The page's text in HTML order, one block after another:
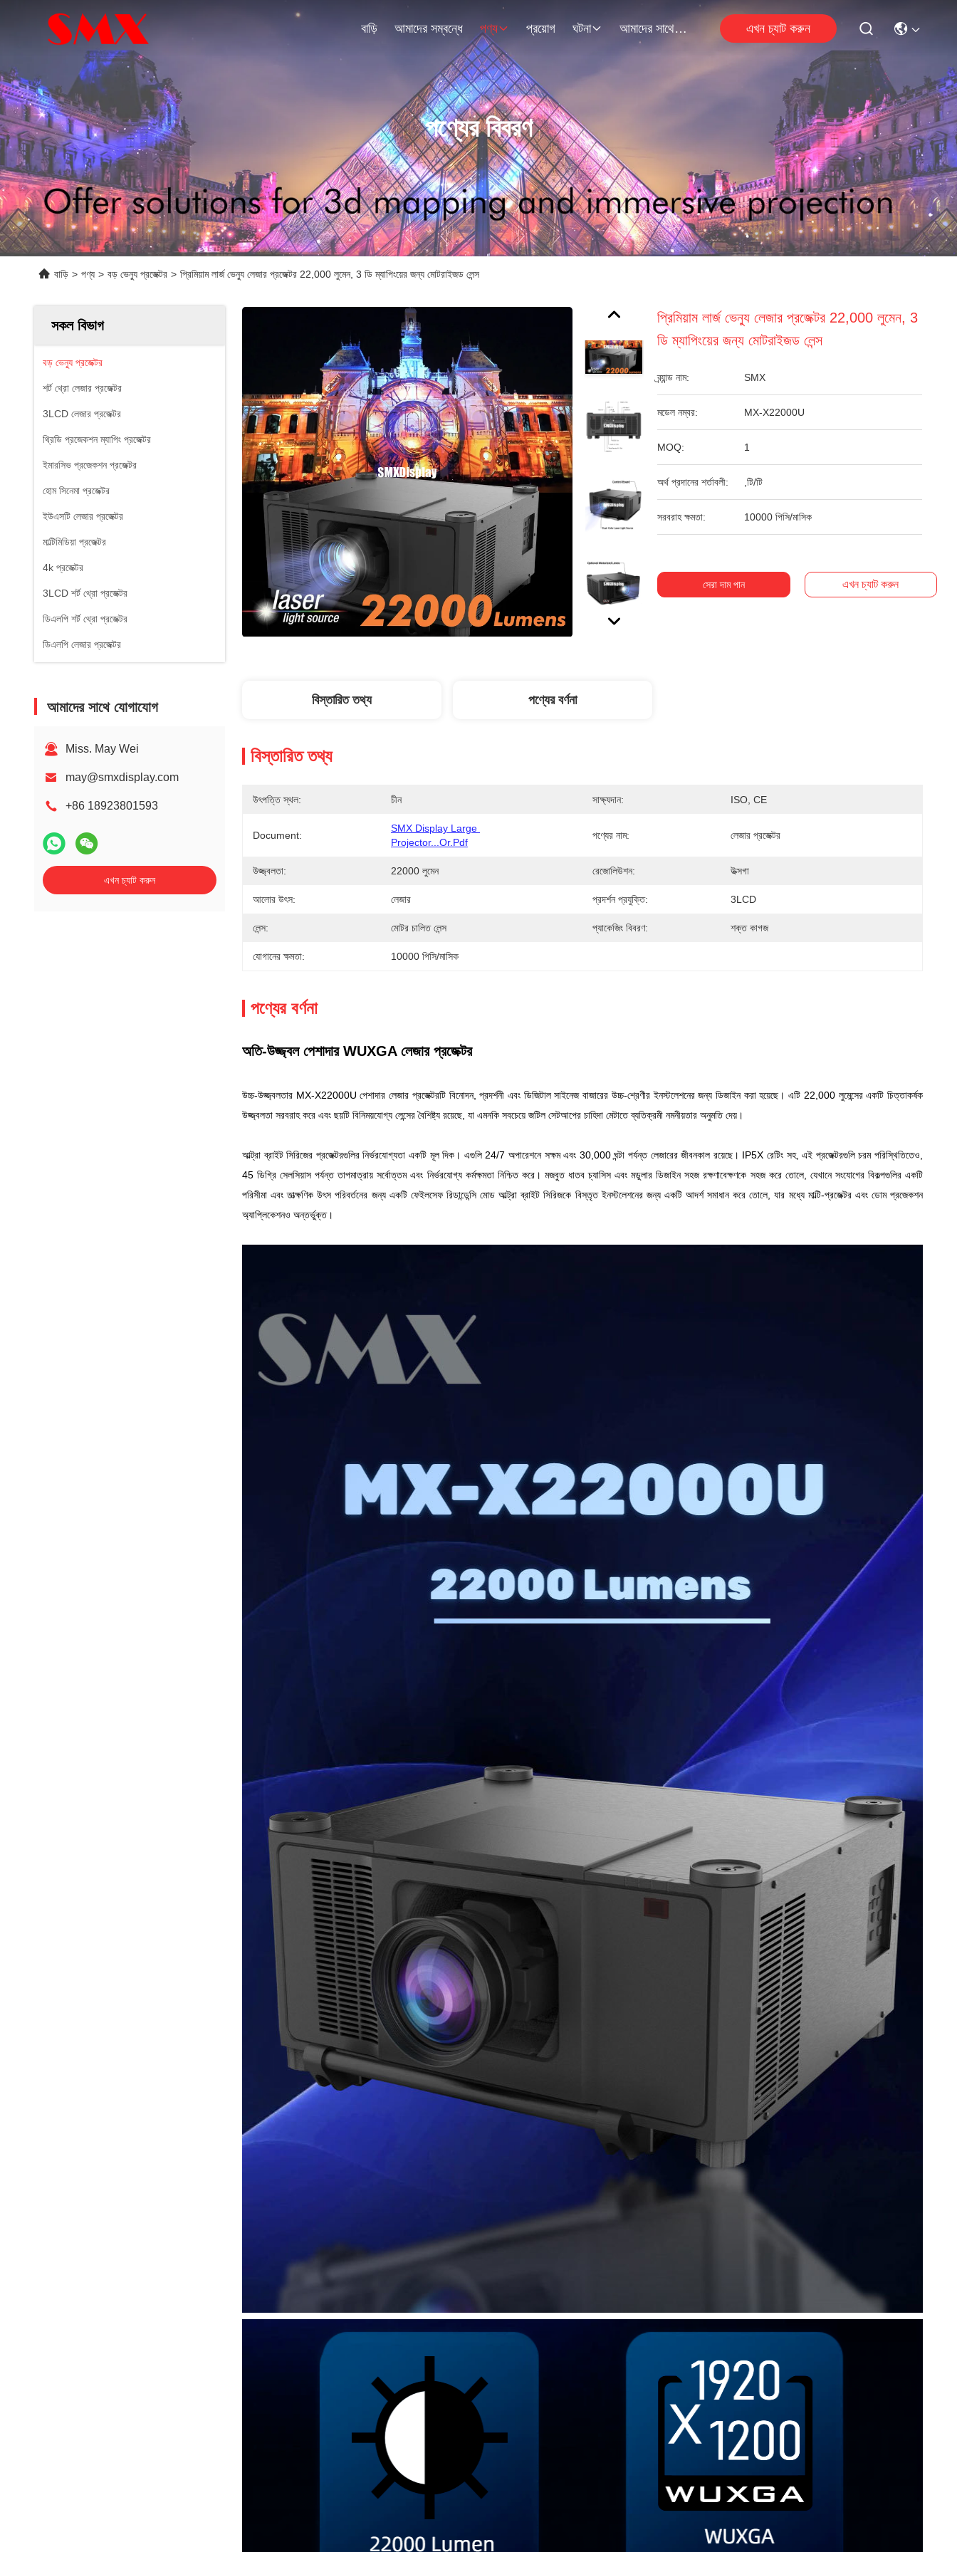
বাড়ি আমাদের সম্বন্ধে পণ্য প্রয়োগ ঘটনা আমাদের সাথে যোগাযোগ এখন চ্যাট করুন
পণ্যের বিবরণ
বাড়ি > পণ্য > বড় ভেন্যু প্রজেক্টর > প্রিমিয়াম লার্জ ভেন্যু লেজার প্রজেক্টর 22,000 লুমেন, 3 ডি ম্যাপিংয়ের জন্য মোটরাইজড লেন্স
সকল বিভাগ
বড় ভেন্যু প্রজেক্টর
শর্ট থ্রো লেজার প্রজেক্টর
3LCD লেজার প্রজেক্টর
থ্রিডি প্রজেকশন ম্যাপিং প্রজেক্টর
ইমারসিভ প্রজেকশন প্রজেক্টর
হোম সিনেমা প্রজেক্টর
ইউএসটি লেজার প্রজেক্টর
মাল্টিমিডিয়া প্রজেক্টর
4k প্রজেক্টর
3LCD শর্ট থ্রো প্রজেক্টর
ডিএলপি শর্ট থ্রো প্রজেক্টর
ডিএলপি লেজার প্রজেক্টর
আমাদের সাথে যোগাযোগ
Miss. May Wei
may@smxdisplay.com
+86 18923801593
এখন চ্যাট করুন
প্রিমিয়াম লার্জ ভেন্যু লেজার প্রজেক্টর 22,000 লুমেন, 3
ডি ম্যাপিংয়ের জন্য মোটরাইজড লেন্স
ব্র্যান্ড নাম: SMX
মডেল নম্বর: MX-X22000U
MOQ: 1
অর্থ প্রদানের শর্তাবলী: ,টি/টি
সরবরাহ ক্ষমতা: 10000 পিসি/মাসিক
সেরা দাম পান এখন চ্যাট করুন
বিস্তারিত তথ্য পণ্যের বর্ণনা
বিস্তারিত তথ্য
উৎপত্তি স্থল: চীন সাক্ষ্যদান: ISO, CE
Document:
SMX Display Large
Projector...or.pdf
পণ্যের নাম: লেজার প্রজেক্টর
উজ্জ্বলতা: 22000 লুমেন রেজোলিউশন: উক্সগা
আলোর উৎস: লেজার প্রদর্শন প্রযুক্তি: 3LCD
লেন্স: মোটর চালিত লেন্স প্যাকেজিং বিবরণ: শক্ত কাগজ
যোগানের ক্ষমতা: 10000 পিসি/মাসিক
পণ্যের বর্ণনা
অতি-উজ্জ্বল পেশাদার WUXGA লেজার প্রজেক্টর
উচ্চ-উজ্জ্বলতার MX-X22000U পেশাদার লেজার প্রজেক্টরটি বিনোদন, প্রদর্শনী এবং ডিজিটাল সাইনেজ বাজারের উচ্চ-শ্রেণীর ইনস্টলেশনের জন্য ডিজাইন করা হয়েছে। এটি 22,000 লুমেন্সের একটি চিত্তাকর্ষক
উজ্জ্বলতা সরবরাহ করে এবং ছয়টি বিনিময়যোগ্য লেন্সের বৈশিষ্ট্য রয়েছে, যা এমনকি সবচেয়ে জটিল সেটআপের চাহিদা মেটাতে ব্যতিক্রমী নমনীয়তার অনুমতি দেয়।
আল্ট্রা ব্রাইট সিরিজের প্রজেক্টরগুলির নির্ভরযোগ্যতা একটি মূল দিক। এগুলি 24/7 অপারেশনে সক্ষম এবং 30,000 ঘন্টা পর্যন্ত লেজারের জীবনকাল রয়েছে। IP5X রেটিং সহ, এই প্রজেক্টরগুলি চরম পরিস্থিতিতেও,
45 ডিগ্রি সেলসিয়াস পর্যন্ত তাপমাত্রায় সর্বোত্তম এবং নির্ভরযোগ্য কর্মক্ষমতা নিশ্চিত করে। মজবুত ধাতব চ্যাসিস এবং মডুলার ডিজাইন সহজ রক্ষণাবেক্ষণকে সহজ করে তোলে, যেখানে সংযোগের বিকল্পগুলির একটি
পরিসীমা এবং তাত্ক্ষণিক উৎস পরিবর্তনের জন্য একটি ফেইলসেফ রিডান্ডেন্সি মোড আল্ট্রা ব্রাইট সিরিজকে বিস্তৃত ইনস্টলেশনের জন্য একটি আদর্শ সমাধান করে তোলে, যার মধ্যে মাল্টি-প্রজেক্টর এবং ডোম প্রজেকশন
অ্যাপ্লিকেশনও অন্তর্ভুক্ত।